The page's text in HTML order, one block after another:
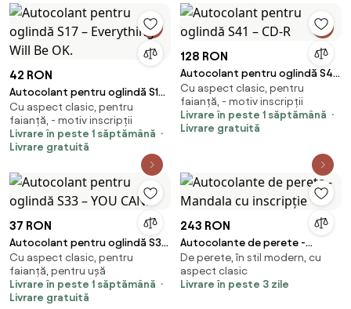
42 RON
Autocolant pentru oglindă S17
– Everything Will Be OK.
Cu aspect clasic, pentru
faianță, - motiv inscripții
Livrare în peste 1 săptămână
Livrare gratuită
128 RON
Autocolant pentru oglindă S41
– CD-R
Cu aspect clasic, pentru
faianță, - motiv inscripții
Livrare în peste 1 săptămână
Livrare gratuită
37 RON
Autocolant pentru oglindă S33
– YOU CAN.
Cu aspect clasic, pentru
faianță, pentru ușă
Livrare în peste 1 săptămână
Livrare gratuită
243 RON
Autocolante de perete -
Mandala cu inscripție
De perete, în stil modern, cu
aspect clasic
Livrare în peste 3 zile